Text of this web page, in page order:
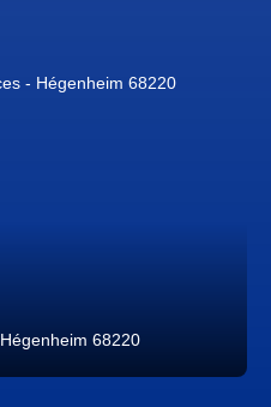
Hégenheim 68220